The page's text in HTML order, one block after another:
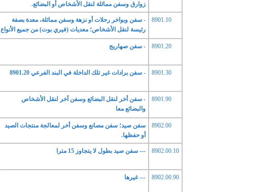
زوارق وسفن مماثلة لنقل الأشخاص أو البضائع.
8901.10
- سفن وبواخر رحلات أو نزهة وسفن مماثلة، معدة بصفة
رئيسة لنقل الأشخاص؛ معديات (فيري بوت) من جميع الأنواع
8901.20 - سفن صهاريج
8901.30 - سفن برادات غير تلك الداخلة في البند الفرعي 8901.20
8901.90
- سفن أخر لنقل البضائع وسفن أخر لنقل الأشخاص
والبضائع معا
8902.00
سفن صيد؛ سفن مصانع وسفن أخر لمعالجة منتجات الصيد
أو حفظها.
8902.00.10 --- سفن صيد بطول لا يتجاوز 15 مترا
8902.00.90 --- غيرها